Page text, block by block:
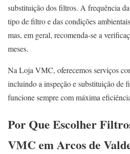
substituição dos filtros. A frequência
tipo de filtro e das condições
mas, em geral, recomenda-se a
meses.
Na Loja VMC, oferecemos serviços
incluindo a inspeção e substituição de
funcione sempre com máxima
Por Que Escolher
VMC em Arcos de